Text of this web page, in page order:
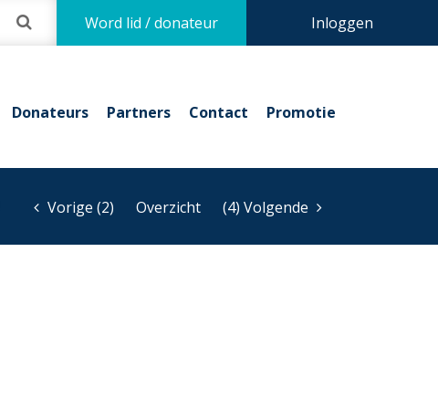
Inloggen
Word lid / donateur
Donateurs Partners Contact Promotie
Vorige (2) Overzicht (4) Volgende